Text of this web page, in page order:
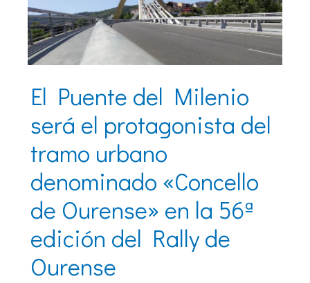
El Puente del Milenio
será el protagonista del
tramo urbano
denominado «Concello
de Ourense» en la 56ª
edición del Rally de
Ourense